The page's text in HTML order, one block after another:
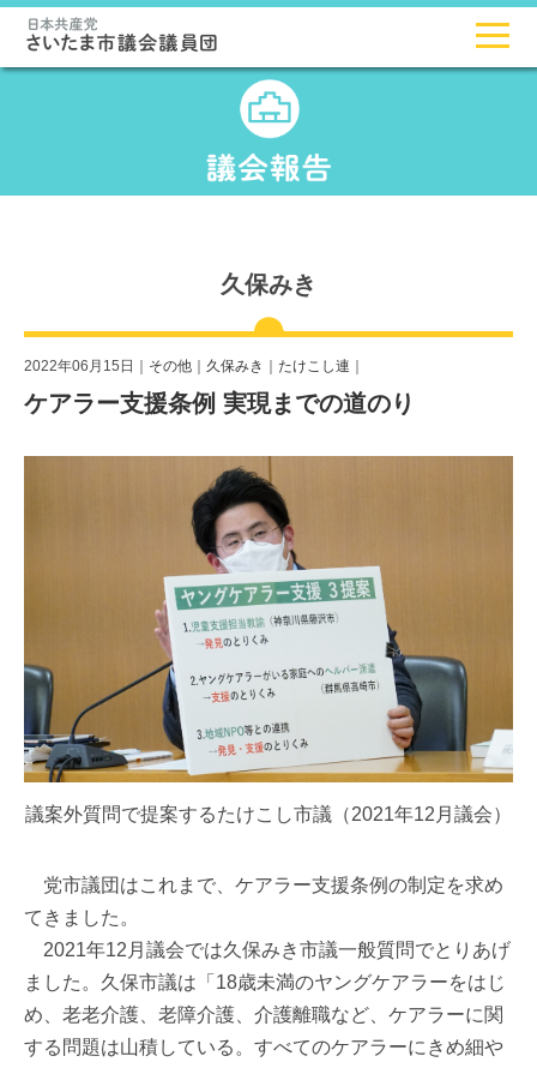
久保みき
2022年06月15日｜ その他 久保みき たけこし連
ケアラー支援条例 実現までの道のり
議案外質問で提案するたけこし市議（2021年12月議会）
党市議団はこれまで、ケアラー支援条例の制定を求め
てきました。
2021年12月議会では久保みき市議一般質問でとりあげ
ました。久保市議は「18歳未満のヤングケアラーをはじ
め、老老介護、老障介護、介護離職など、ケアラーに関
する問題は山積している。すべてのケアラーにきめ細や